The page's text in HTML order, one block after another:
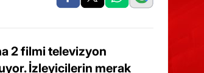
2 filmi televizyon
İzleyicilerin merak